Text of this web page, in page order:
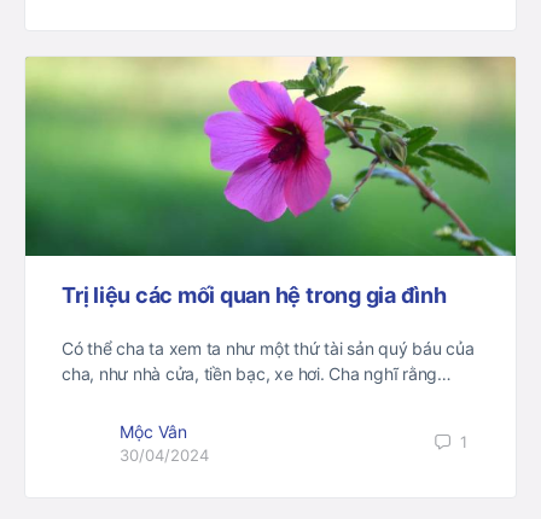
Trị liệu các mối quan hệ trong gia đình
Có thể cha ta xem ta như một thứ tài sản quý báu của
cha, như nhà cửa, tiền bạc, xe hơi. Cha nghĩ rằng…
Mộc Vân
30/04/2024
1